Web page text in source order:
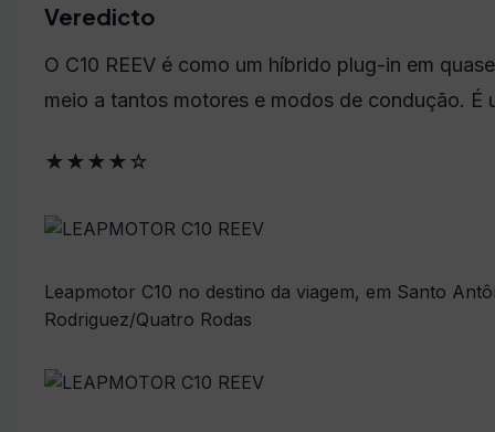
Veredicto
O C10 REEV é como um híbrido plug-in em
meio a tantos motores e modos de condução. É
★★★★☆
Leapmotor C10 no destino da viagem, em Santo
Rodriguez/Quatro Rodas